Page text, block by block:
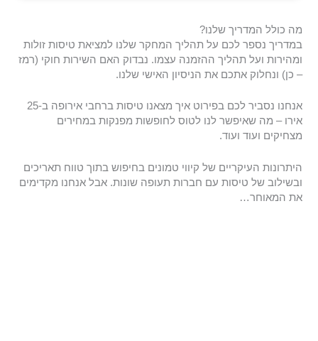
מה כולל המדריך שלנו?
במדריך נספר לכם על תהליך המחקר שלנו למציאת טיסות זולות
ומהירות ועל תהליך ההזמנה עצמו. נבדוק האם השירות חוקי (רמז
– כן) ונחלוק אתכם את הניסיון האישי שלנו.
אנחנו נסביר לכם בפירוט איך מצאנו טיסות ברחבי אירופה ב-25
אירו – מה שאיפשר לנו לטוס לחופשות מפנקות במחירים
מצחיקים ועוד ועוד.
היתרונות העיקריים של קיווי טמונים בחיפוש בתוך טווח תאריכים
ובשילוב של טיסות עם חברות תעופה שונות. אבל אנחנו מקדימים
את המאוחר…